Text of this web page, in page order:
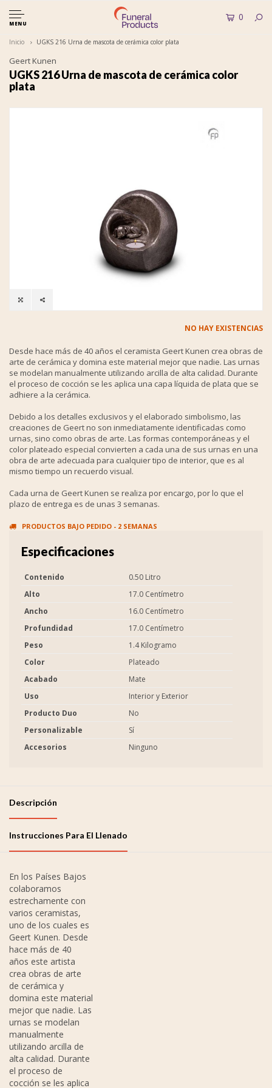
MENU
0
Inicio UGKS 216 Urna de mascota de cerámica color plata
Geert Kunen
UGKS 216 Urna de mascota de cerámica color
plata
NO HAY EXISTENCIAS
Desde hace más de 40 años el ceramista Geert Kunen crea obras de
arte de cerámica y domina este material mejor que nadie. Las urnas
se modelan manualmente utilizando arcilla de alta calidad. Durante
el proceso de cocción se les aplica una capa líquida de plata que se
adhiere a la cerámica.
Debido a los detalles exclusivos y el elaborado simbolismo, las
creaciones de Geert no son inmediatamente identificadas como
urnas, sino como obras de arte. Las formas contemporáneas y el
color plateado especial convierten a cada una de sus urnas en una
obra de arte adecuada para cualquier tipo de interior, que es al
mismo tiempo un recuerdo visual.
Cada urna de Geert Kunen se realiza por encargo, por lo que el
plazo de entrega es de unas 3 semanas.
PRODUCTOS BAJO PEDIDO - 2 SEMANAS
Especificaciones
Contenido
0.50 Litro
Alto
17.0 Centímetro
Ancho
16.0 Centímetro
Profundidad
17.0 Centímetro
Peso
1.4 Kilogramo
Color
Plateado
Acabado
Mate
Uso
Interior y Exterior
Producto Duo
No
Personalizable
Sí
Accesorios
Ninguno
Descripción
Instrucciones Para El Llenado
En los Países Bajos
colaboramos
estrechamente con
varios ceramistas,
uno de los cuales es
Geert Kunen. Desde
hace más de 40
años este artista
crea obras de arte
de cerámica y
domina este material
mejor que nadie. Las
urnas se modelan
manualmente
utilizando arcilla de
alta calidad. Durante
el proceso de
cocción se les aplica